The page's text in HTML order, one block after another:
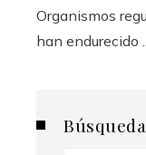
Organismos
han endurecido ...
Búsqueda